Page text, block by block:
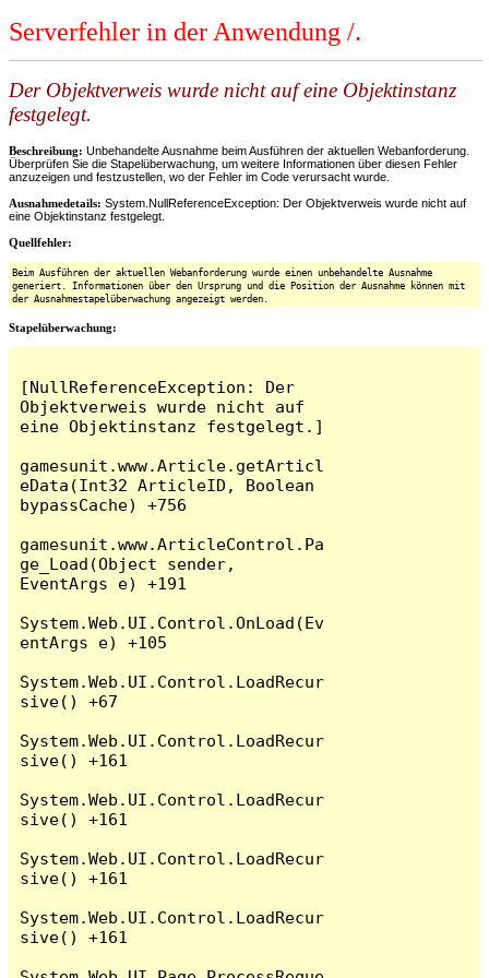
Serverfehler in der Anwendung /.
Der Objektverweis wurde nicht auf eine Objektinstanz
festgelegt.
Beschreibung: Unbehandelte Ausnahme beim Ausführen der aktuellen Webanforderung.
Überprüfen Sie die Stapelüberwachung, um weitere Informationen über diesen Fehler
anzuzeigen und festzustellen, wo der Fehler im Code verursacht wurde.
Ausnahmedetails: System.NullReferenceException: Der Objektverweis wurde nicht auf
eine Objektinstanz festgelegt.
Quellfehler:
Beim Ausführen der aktuellen Webanforderung wurde einen unbehandelte Ausnahme
generiert. Informationen über den Ursprung und die Position der Ausnahme können mit
der Ausnahmestapelüberwachung angezeigt werden.
Stapelüberwachung:
[NullReferenceException: Der
Objektverweis wurde nicht auf
eine Objektinstanz festgelegt.]
gamesunit.www.Article.getArticl
eData(Int32 ArticleID, Boolean
bypassCache) +756
gamesunit.www.ArticleControl.Pa
ge_Load(Object sender,
EventArgs e) +191
System.Web.UI.Control.OnLoad(Ev
entArgs e) +105
System.Web.UI.Control.LoadRecur
sive() +67
System.Web.UI.Control.LoadRecur
sive() +161
System.Web.UI.Control.LoadRecur
sive() +161
System.Web.UI.Control.LoadRecur
sive() +161
System.Web.UI.Control.LoadRecur
sive() +161